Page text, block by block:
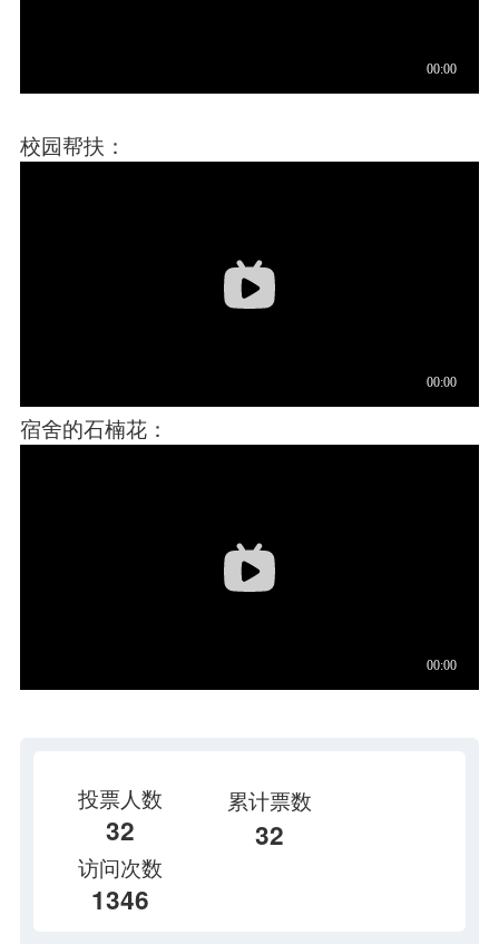
校园帮扶：
宿舍的石楠花：
投票人数
32
累计票数
32
访问次数
1346